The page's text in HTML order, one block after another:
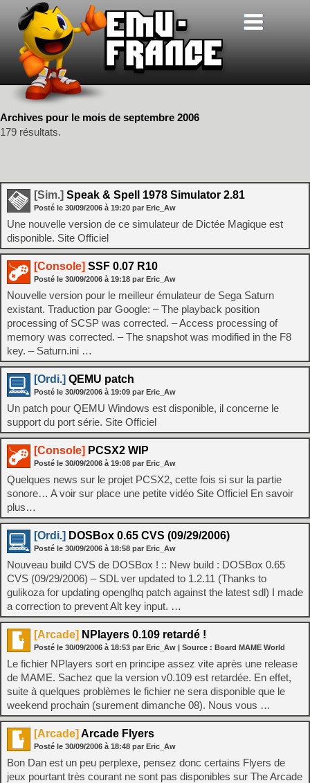
Archives pour le mois de septembre 2006
179 résultats.
[Sim.] Speak & Spell 1978 Simulator 2.81
Posté le 30/09/2006 à 19:20 par Eric_Aw
Une nouvelle version de ce simulateur de Dictée Magique est
disponible. Site Officiel
[Console] SSF 0.07 R10
Posté le 30/09/2006 à 19:18 par Eric_Aw
Nouvelle version pour le meilleur émulateur de Sega Saturn
existant. Traduction par Google: – The playback position
processing of SCSP was corrected. – Access processing of
memory was corrected. – The snapshot was modified in the F8
key. – Saturn.ini …
[Ordi.] QEMU patch
Posté le 30/09/2006 à 19:09 par Eric_Aw
Un patch pour QEMU Windows est disponible, il concerne le
support du port série. Site Officiel
[Console] PCSX2 WIP
Posté le 30/09/2006 à 19:08 par Eric_Aw
Quelques news sur le projet PCSX2, cette fois si sur la partie
sonore… A voir sur place une petite vidéo Site Officiel En savoir
plus…
[Ordi.] DOSBox 0.65 CVS (09/29/2006)
Posté le 30/09/2006 à 18:58 par Eric_Aw
Nouveau build CVS de DOSBox ! :: New build : DOSBox 0.65
CVS (09/29/2006) – SDL ver updated to 1.2.11 (Thanks to
gulikoza for updating openglhq patch against the latest sdl) I made
a correction to prevent Alt key input. …
[Arcade] NPlayers 0.109 retardé !
Posté le 30/09/2006 à 18:53 par Eric_Aw | Source : Board MAME World
Le fichier NPlayers sort en principe assez vite après une release
de MAME. Sachez que la version v0.109 est retardée. En effet,
suite à quelques problèmes le fichier ne sera disponible que le
weekend prochain (surement dimanche 08). Nous vous …
[Arcade] Arcade Flyers
Posté le 30/09/2006 à 18:48 par Eric_Aw
Bon Dan est un peu perplexe, pensez donc certains Flyers de
jeux pourtant très courant ne sont pas disponibles sur The Arcade